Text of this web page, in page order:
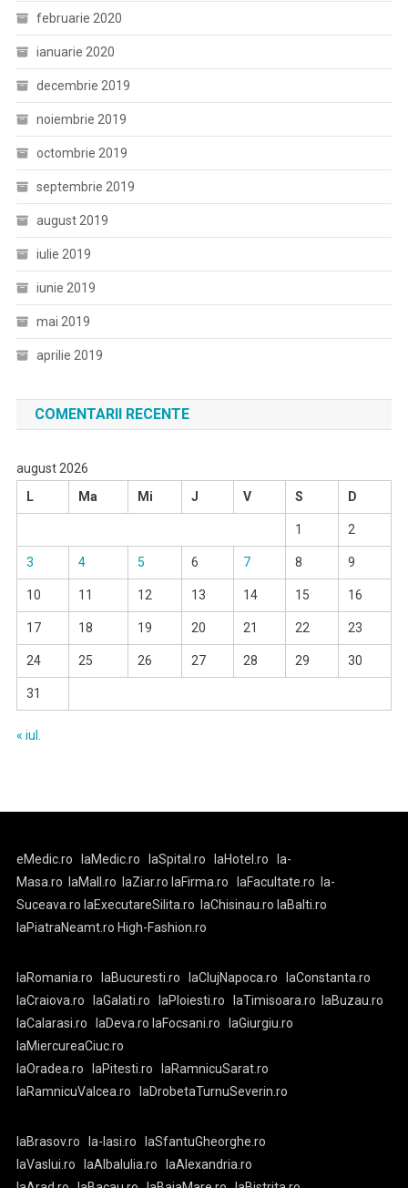
februarie 2020
ianuarie 2020
decembrie 2019
noiembrie 2019
octombrie 2019
septembrie 2019
august 2019
iulie 2019
iunie 2019
mai 2019
aprilie 2019
COMENTARII RECENTE
august 2026
L
Ma Mi J V S D
1 2
3 4 5 6 7 8 9
10 11 12 13 14 15 16
17 18 19 20 21 22 23
24 25 26 27 28 29 30
31
« iul.
eMedic.ro laMedic.ro laSpital.ro laHotel.ro
la-
Masa.ro
laMall.ro laZiar.ro laFirma.ro laFacultate.ro
la-
Suceava.ro laExecutareSilita.ro laChisinau.ro laBalti.ro
laPiatraNeamt.ro High-Fashion.ro
laRomania.ro laBucuresti.ro laClujNapoca.ro
laConstanta.ro
laCraiova.ro
laGalati.ro laPloiesti.ro laTimisoara.ro
laBuzau.ro
laCalarasi.ro
laDeva.ro laFocsani.ro
laGiurgiu.ro
laMiercureaCiuc.ro
laOradea.ro
laPitesti.ro
laRamnicuSarat.ro
laRamnicuValcea.ro
laDrobetaTurnuSeverin.ro
laBrasov.ro la-Iasi.ro
laSfantuGheorghe.ro
laVaslui.ro
laAlbaIulia.ro
laAlexandria.ro